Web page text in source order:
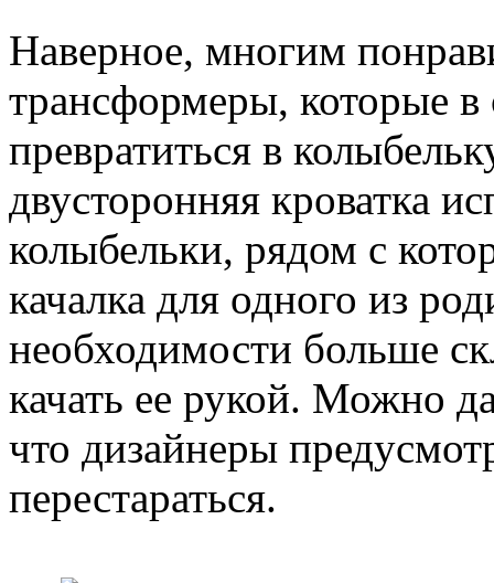
Наверное, многим
трансформеры, которые в
превратиться в
двусторонняя кроватка
колыбельки, рядом с
качалка для одного из
необходимости больше
качать ее рукой. Можно
что дизайнеры
перестараться.